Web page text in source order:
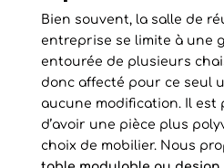
Bien souvent, la salle de
entreprise se limite à une
entourée de plusieurs
donc affecté pour ce seul
aucune modification. Il est
d’avoir une pièce plus
choix de mobilier. Nous